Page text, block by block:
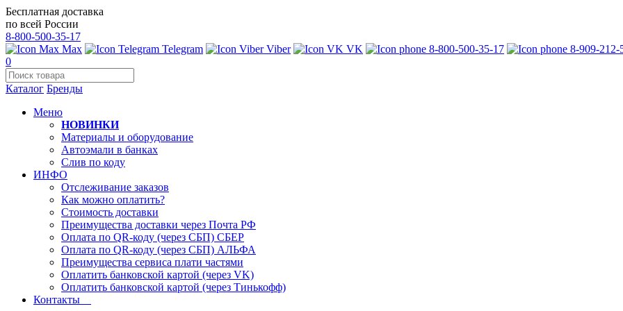
Бесплатная доставка
по всей России
8-800-500-35-17
Max
Telegram Viber VK 8-800-500-35-17
8-909-212-
0
Каталог Бренды
Меню
НОВИНКИ
Материалы и оборудование
Автоэмали в банках
Слив по коду
ИНФО
Отслеживание заказов
Как можно оплатить?
Стоимость доставки
Преимущества доставки через Почта РФ
Оплата по QR-коду (через СБП) СБЕР
Оплата по QR-коду (через СБП) АЛЬФА
Преимущества сервиса плати частями
Оплатить банковской картой (через VK)
Оплатить банковской картой (через Тинькофф)
Контакты